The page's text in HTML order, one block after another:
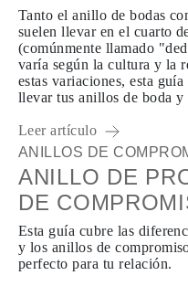
Tanto el anillo de bodas
suelen llevar en el cuarto
(comúnmente llamado
varía según la cultura y la
estas variaciones, esta
llevar tus anillos de boda y
Leer artículo
ANILLOS DE
ANILLO DE
DE
Esta guía cubre las
y los anillos de
perfecto para tu relación.